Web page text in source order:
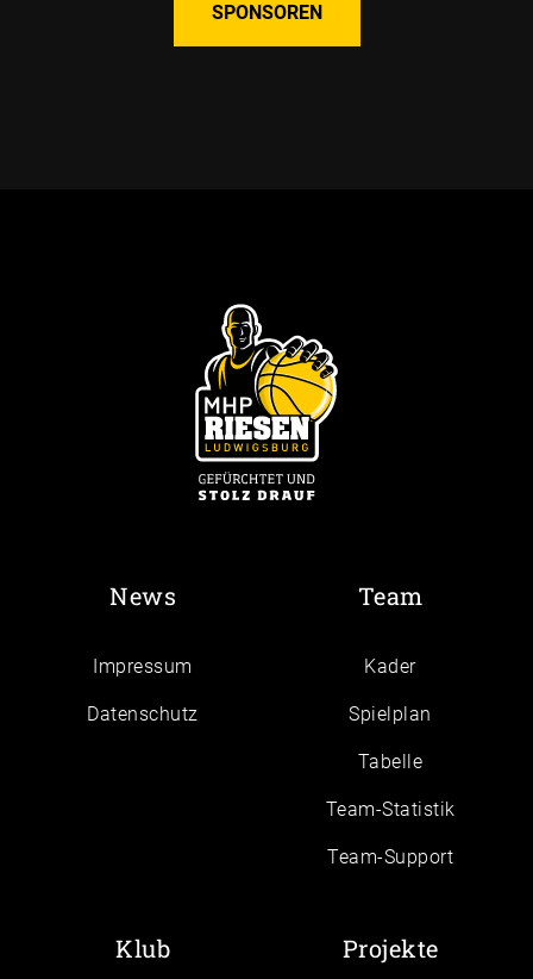
SPONSOREN
News
Impressum
Daten­schutz
Team
Kader
Spielplan
Tabelle
Team-Statistik
Team-Support
Klub Projekte